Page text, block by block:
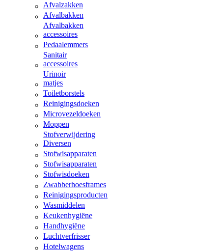
Afvalzakken
Afvalbakken
Afvalbakken
accessoires
Pedaalemmers
Sanitair
accessoires
Urinoir
matjes
Toiletborstels
Reinigingsdoeken
Microvezeldoeken
Moppen
Stofverwijdering
Diversen
Stofwisapparaten
Stofwisapparaten
Stofwisdoeken
Zwabberhoesframes
Reinigingsproducten
Wasmiddelen
Keukenhygiëne
Handhygiëne
Luchtverfrisser
Hotelwagens